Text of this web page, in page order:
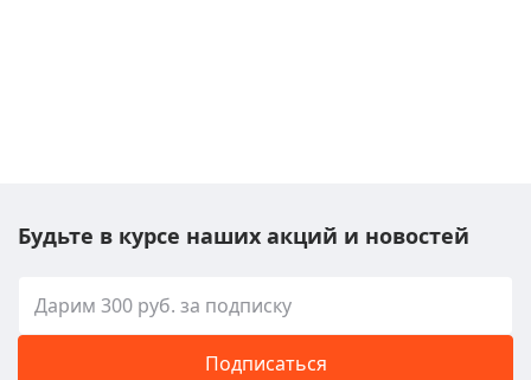
Будьте в курсе наших акций и новостей
Подписаться